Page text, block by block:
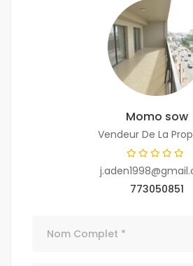
Momo sow
Vendeur De La
773050851